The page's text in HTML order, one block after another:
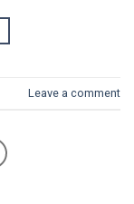
Leave a comment